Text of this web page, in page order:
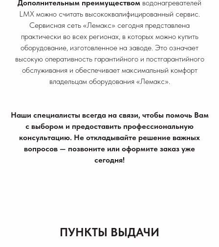
Дополнительным преимуществом водонагревателей
LMX можно считать высококвалифицированный сервис.
Сервисная сеть «Лемакс» сегодня представлена
практически во всех регионах, в которых можно купить
оборудование, изготовленное на заводе. Это означает
высокую оперативность гарантийного и постгарантийного
обслуживания и обеспечивает максимальный комфорт
владельцам оборудования «Лемакс».
Наши специалисты всегда на связи, чтобы помочь Вам
с выбором и предоставить профессиональную
консультацию. Не откладывайте решение важных
вопросов — позвоните или оформите заказ уже
сегодня!
ПУНКТЫ ВЫДАЧИ